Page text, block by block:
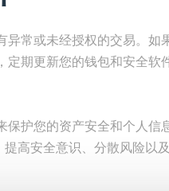
异常或未经授权的交易。如
定期更新您的钱包和安全软
护您的资产安全和个人信
高安全意识、分散风险以